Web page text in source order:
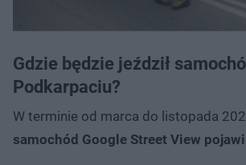
Gdzie będzie jeździł
Podkarpaciu?
W terminie od marca do listopada
samochód Google Street View